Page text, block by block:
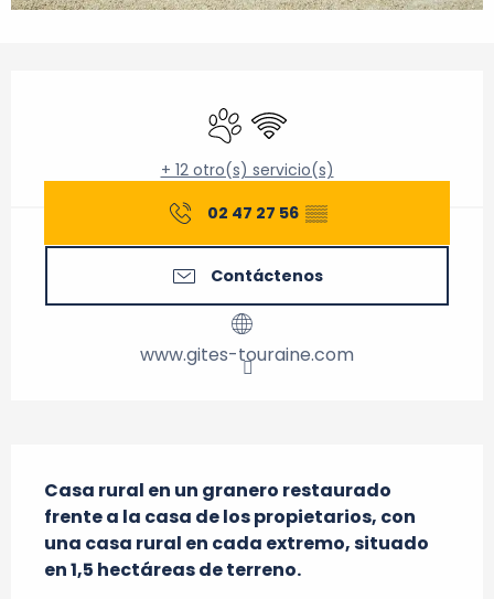
Se aceptan animales
Wifi
+ 12 otro(s) servicio(s)
02 47 27 56 ▒▒
Contáctenos
www.gites-touraine.com
Casa rural en un granero restaurado
frente a la casa de los propietarios, con
una casa rural en cada extremo, situado
en 1,5 hectáreas de terreno.